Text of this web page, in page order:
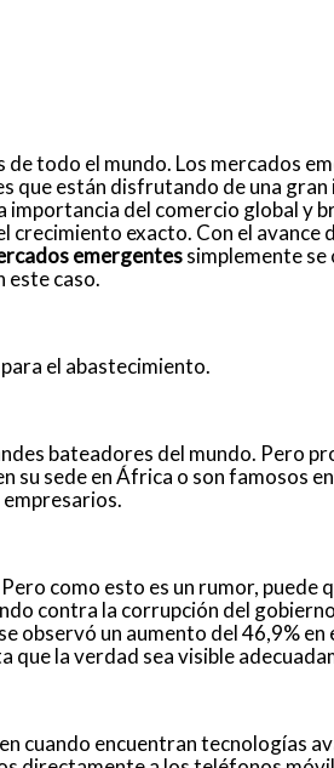
todo el mundo. Los mercados
que están disfrutando de una
del comercio global y
exacto. Con el avance
emergentessimplemente
este caso.
el abastecimiento.
bateadores del mundo. Pero
su sede en África o son famosos
como esto es un rumor, puede
contra la corrupción del
observó un aumento del 46,9%
que la verdad sea visible
cuando encuentran tecnologías